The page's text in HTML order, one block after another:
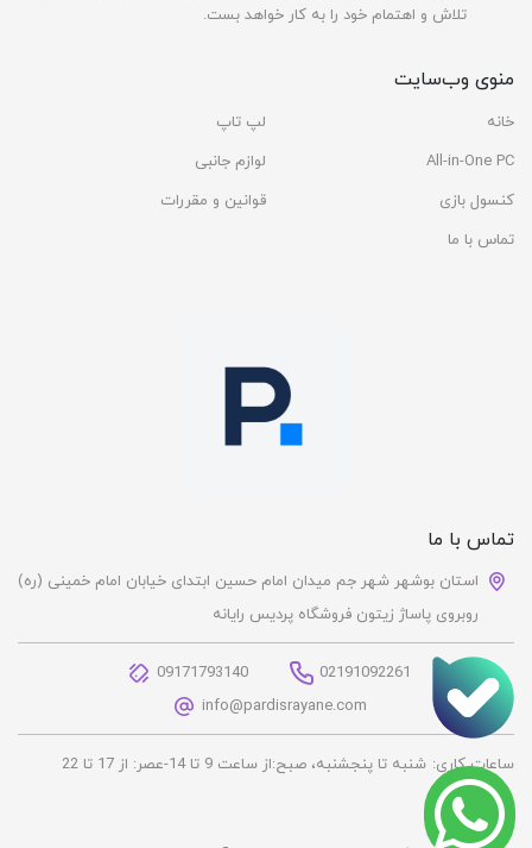
تلاش و اهتمام خود را به کار خواهد بست.
منوی وب‌سایت
خانه
لپ تاپ
All-in-One PC
لوازم جانبی
کنسول بازی
قوانین و مقررات
تماس با ما
تماس با ما
استان بوشهر شهر جم میدان امام حسین ابتدای خیابان امام خمینی (ره)
روبروی پاساژ زیتون فروشگاه پردیس رایانه
09171793140
02191092261
info@pardisrayane.com
ساعات کاری: شنبه تا پنجشنبه، صبح:از ساعت 9 تا 14-عصر: از 17 تا 22